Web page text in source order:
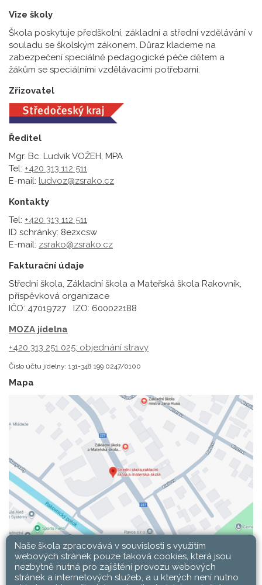
Vize školy
Škola poskytuje předškolní, základní a střední vzdělávání v
souladu se školským zákonem. Důraz klademe na
zabezpečení speciálně pedagogické péče dětem a
žákům se speciálními vzdělávacími potřebami.
Zřizovatel
Ředitel
Mgr. Bc. Ludvík VOŽEH, MPA
Tel: +420 313 112 511
E-mail: ludvoz@zsrako.cz
Kontakty
Tel: +420 313 112 511
ID schránky: 8e2xcsw
E-mail: zsrako@zsrako.cz
Fakturační údaje
Střední škola, Základní škola a Mateřská škola Rakovník,
příspěvková organizace
IČO: 47019727 IZO: 600022188
MOZA jídelna
+420 313 251 025; objednání stravy
Číslo účtu jídelny: 131-348 199 0247/0100
Mapa
Naše škola zpracovává v souvislosti s využitím
webových stránek pouze taková cookies, která jsou
nezbytně nutná pro zajištění provozu webových
stránek a internetových služeb, a u kterých není nutno